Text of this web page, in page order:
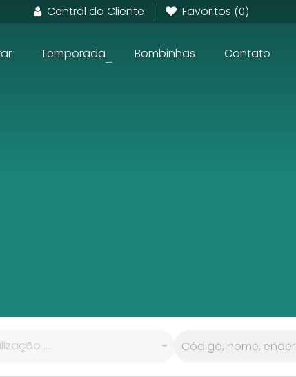
Central do Cliente Favoritos (0)
Contato
Bombinhas
Temporada
...